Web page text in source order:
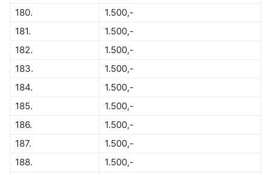
180.
1.500,-
181.
1.500,-
182.
1.500,-
183.
1.500,-
184.
1.500,-
185.
1.500,-
186.
1.500,-
187.
1.500,-
188.
1.500,-